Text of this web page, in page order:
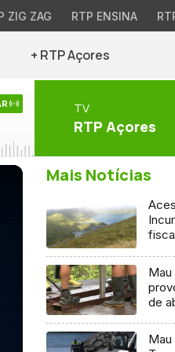
ZIG ZAG RTP ENSINA
+ RTP Açores
TV
RTP Açores
Mais Notícias
de